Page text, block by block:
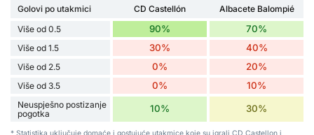
Golovi po utakmici CD Castellón
Albacete Balompié
Više od 0.5
90% 70%
Više od 1.5 30% 40%
Više od 2.5 0% 20%
Više od 3.5 0% 10%
Neuspješno postizanje
pogotka
10% 30%
* Statistika uključuje domaće i gostujuće utakmice koje su igrali CD Castellon i